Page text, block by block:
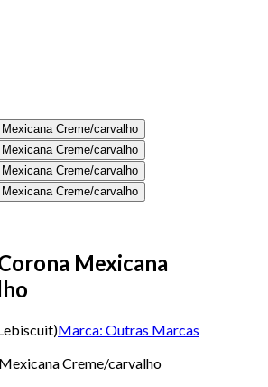
Mexicana
)Marca: Outras Marcas
Creme/carvalho